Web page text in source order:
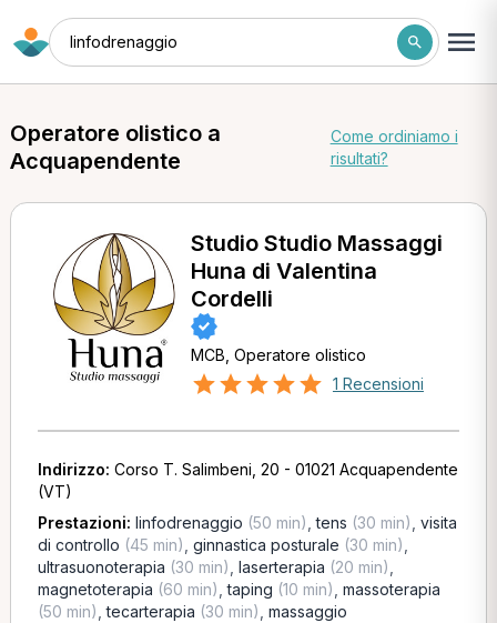
linfodrenaggio
Operatore olistico a
Acquapendente
Come ordiniamo i
risultati?
Studio Studio Massaggi
Huna di Valentina
Cordelli
MCB, Operatore olistico
1 Recensioni
Indirizzo: Corso T. Salimbeni, 20 - 01021 Acquapendente
(VT)
Prestazioni: linfodrenaggio (50 min) ,tens (30 min) visita
di controllo (45 min) ginnastica posturale (30 min)
ultrasuonoterapia (30 min) laserterapia (20 min)
magnetoterapia (60 min) ,taping (10 min) massoterapia
(50 min) ,tecarterapia (30 min) massaggio